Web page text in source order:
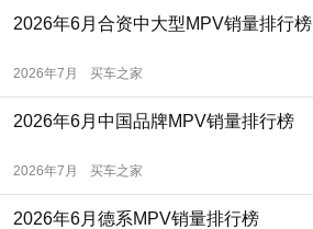
2026年6月合资中大型MPV销量排行榜
2026年7月 买车之家
2026年6月中国品牌MPV销量排行榜
2026年7月 买车之家
2026年6月德系MPV销量排行榜